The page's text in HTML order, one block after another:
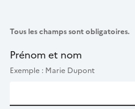
Tous les champs sont obligatoires.
Prénom et nom
Exemple : Marie Dupont